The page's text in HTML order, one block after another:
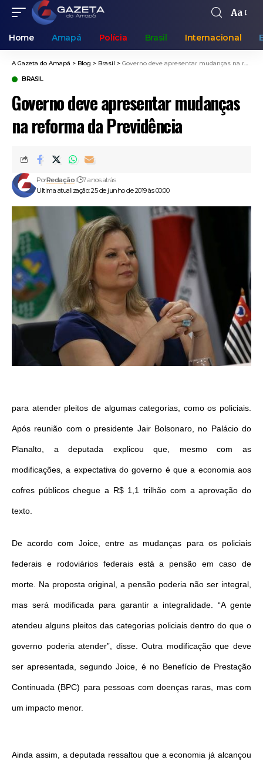
Aa
Home Amapá Polícia Brasil Internacional
A Gazeta do Amapá > Blog > Brasil > Governo deve apresentar mudanças na reforma da Previdência
BRASIL
Governo deve apresentar mudanças
na reforma da Previdência
Ultima atualização: 25 de junho de 2019 às 00:00
PorRedação 7 anos atrás
para atender pleitos de algumas categorias, como os policiais.
Após reunião com o presidente Jair Bolsonaro, no Palácio do
Planalto, a deputada explicou que, mesmo com as
modificações, a expectativa do governo é que a economia aos
cofres públicos chegue a R$ 1,1 trilhão com a aprovação do
texto.
De acordo com Joice, entre as mudanças para os policiais
federais e rodoviários federais está a pensão em caso de
morte. Na proposta original, a pensão poderia não ser integral,
mas será modificada para garantir a integralidade. “A gente
atendeu alguns pleitos das categorias policiais dentro do que o
governo poderia atender”, disse. Outra modificação que deve
ser apresentada, segundo Joice, é no Benefício de Prestação
Continuada (BPC) para pessoas com doenças raras, mas com
um impacto menor.
Ainda assim, a deputada ressaltou que a economia já alcançou